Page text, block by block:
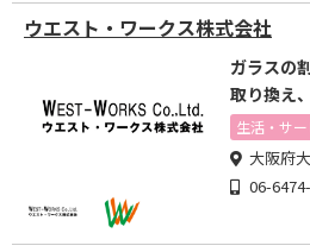
ウエスト・ワークス株式会社
ガラスの
取り換え
さい!
生活・サー
大阪府
06-